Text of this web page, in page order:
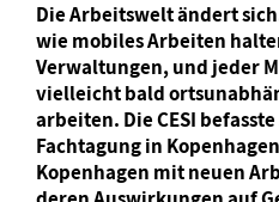
Die Arbeitswelt ändert
wie mobiles Arbeiten
Verwaltungen, und jeder
vielleicht bald
arbeiten. Die CESI
Fachtagung in
Kopenhagen mit neuen